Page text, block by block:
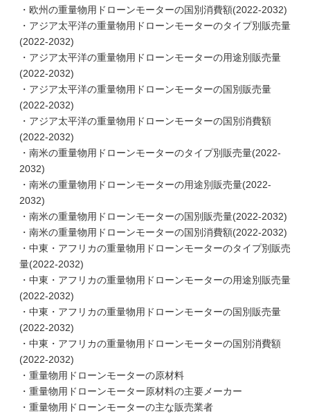
・欧州の重量物用ドローンモーターの国別消費額(2022-2032)
・アジア太平洋の重量物用ドローンモーターのタイプ別販売量
(2022-2032)
・アジア太平洋の重量物用ドローンモーターの用途別販売量
(2022-2032)
・アジア太平洋の重量物用ドローンモーターの国別販売量
(2022-2032)
・アジア太平洋の重量物用ドローンモーターの国別消費額
(2022-2032)
・南米の重量物用ドローンモーターのタイプ別販売量(2022-
2032)
・南米の重量物用ドローンモーターの用途別販売量(2022-
2032)
・南米の重量物用ドローンモーターの国別販売量(2022-2032)
・南米の重量物用ドローンモーターの国別消費額(2022-2032)
・中東・アフリカの重量物用ドローンモーターのタイプ別販売
量(2022-2032)
・中東・アフリカの重量物用ドローンモーターの用途別販売量
(2022-2032)
・中東・アフリカの重量物用ドローンモーターの国別販売量
(2022-2032)
・中東・アフリカの重量物用ドローンモーターの国別消費額
(2022-2032)
・重量物用ドローンモーターの原材料
・重量物用ドローンモーター原材料の主要メーカー
・重量物用ドローンモーターの主な販売業者